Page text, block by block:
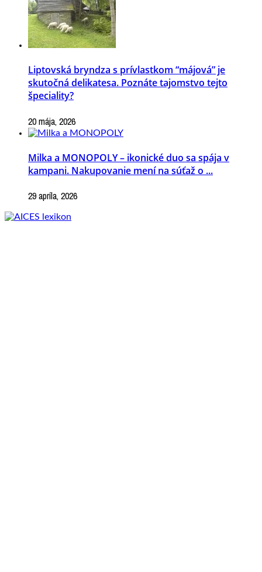
Liptovská bryndza s prívlastkom “májová” je
skutočná delikatesa. Poznáte tajomstvo tejto
špeciality?
20 mája, 2026
Milka a MONOPOLY – ikonické duo sa spája v
kampani. Nakupovanie mení na súťaž o ...
29 apríla, 2026